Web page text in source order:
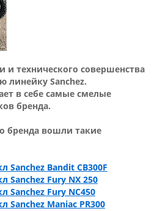
и технического совершенства
линейку Sanchez.
в себе самые смелые
бренда.
бренда вошли такие
Sanchez Bandit CB300F
Sanchez Fury NX 250
Sanchez Fury NC450
Sanchez Maniac PR300